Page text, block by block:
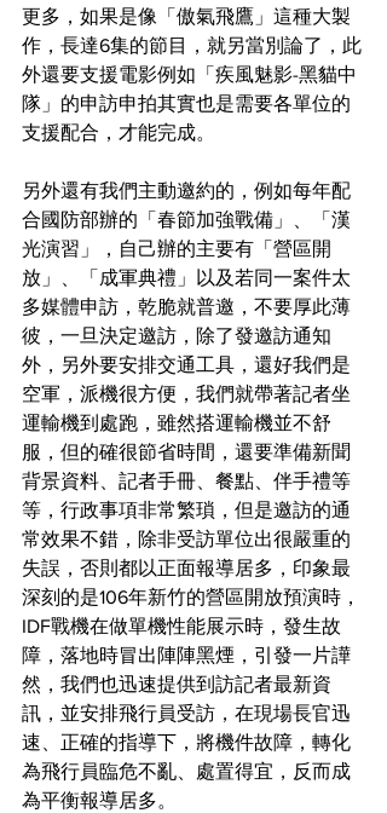
更多，如果是像「傲氣飛鷹」這種大製
作，長達6集的節目，就另當別論了，此
外還要支援電影例如「疾風魅影-黑貓中
隊」的申訪申拍其實也是需要各單位的
支援配合，才能完成。
另外還有我們主動邀約的，例如每年配
合國防部辦的「春節加強戰備」、「漢
光演習」，自己辦的主要有「營區開
放」、「成軍典禮」以及若同一案件太
多媒體申訪，乾脆就普邀，不要厚此薄
彼，一旦決定邀訪，除了發邀訪通知
外，另外要安排交通工具，還好我們是
空軍，派機很方便，我們就帶著記者坐
運輸機到處跑，雖然搭運輸機並不舒
服，但的確很節省時間，還要準備新聞
背景資料、記者手冊、餐點、伴手禮等
等，行政事項非常繁瑣，但是邀訪的通
常效果不錯，除非受訪單位出很嚴重的
失誤，否則都以正面報導居多，印象最
深刻的是106年新竹的營區開放預演時，
IDF戰機在做單機性能展示時，發生故
障，落地時冒出陣陣黑煙，引發一片譁
然，我們也迅速提供到訪記者最新資
訊，並安排飛行員受訪，在現場長官迅
速、正確的指導下，將機件故障，轉化
為飛行員臨危不亂、處置得宜，反而成
為平衡報導居多。